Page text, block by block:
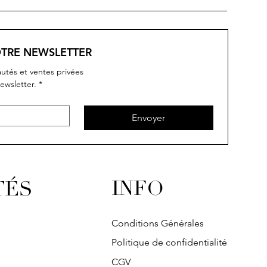
NEWSLETTER
et ventes privées
*
Envoyer
INFO
Conditions Générales
Politique de confidentialité
CGV